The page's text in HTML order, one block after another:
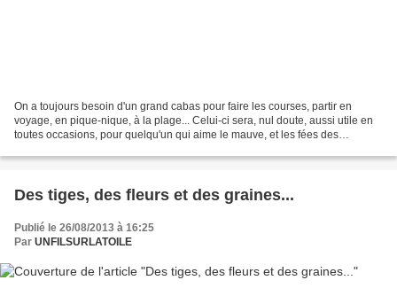
On a toujours besoin d'un grand cabas pour faire les courses, partir en
voyage, en pique-nique, à la plage... Celui-ci sera, nul doute, aussi utile en
toutes occasions, pour quelqu'un qui aime le mauve, et les fées des
Des tiges, des fleurs et des graines...
Publié le 26/08/2013 à 16:25
Par UNFILSURLATOILE